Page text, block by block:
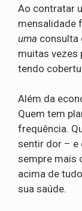
Ao contratar
mensalidade
uma consulta
muitas vezes
tendo
Além da
Quem tem
frequência.
sentir dor – e
sempre mais
acima de
sua saúde.